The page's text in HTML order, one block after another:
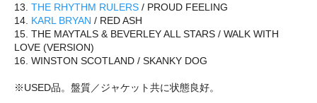
13. THE RHYTHM RULERS / PROUD FEELING
14. KARL BRYAN / RED ASH
15. THE MAYTALS & BEVERLEY ALL STARS / WALK WITH
LOVE (VERSION)
16. WINSTON SCOTLAND / SKANKY DOG
※USED品。盤質／ジャケット共に状態良好。